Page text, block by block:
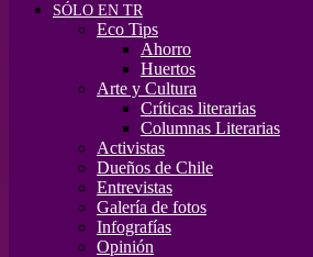
SÓLO EN TR
Eco Tips
Ahorro
Huertos
Arte y Cultura
Críticas literarias
Columnas Literarias
Activistas
Dueños de Chile
Entrevistas
Galería de fotos
Infografías
Opinión